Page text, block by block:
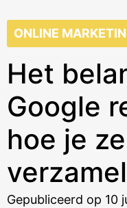
ONLINE
Het
Google
hoe je
Gepubliceerd op 10